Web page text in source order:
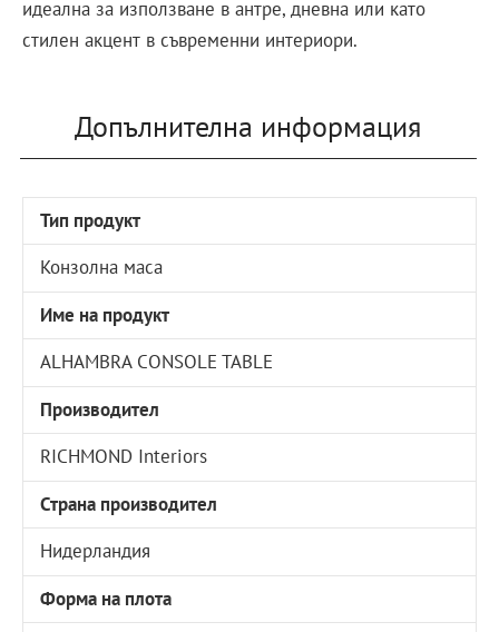
идеална за използване в антре, дневна или като
стилен акцент в съвременни интериори.
Допълнителна информация
Тип продукт
Конзолна маса
Име на продукт
ALHAMBRA CONSOLE TABLE
Производител
RICHMOND Interiors
Страна производител
Нидерландия
Форма на плота